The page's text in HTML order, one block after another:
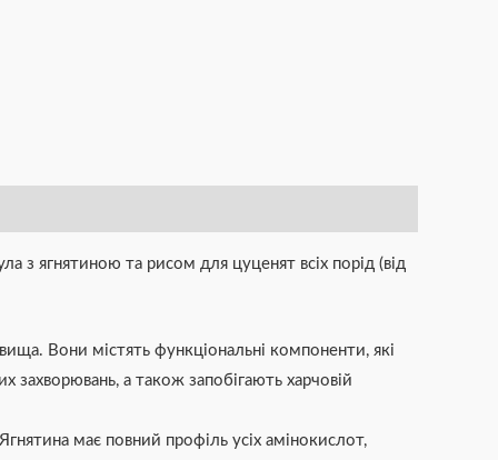
з ягнятиною та рисом для цуценят всіх порід (від
Вони містять функціональні компоненти, які
а також запобігають харчовій
має повний профіль усіх амінокислот,